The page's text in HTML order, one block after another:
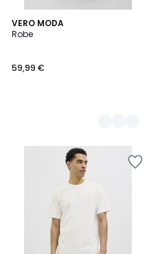
VERO MODA
Robe
59,99 €
3
Couleurs